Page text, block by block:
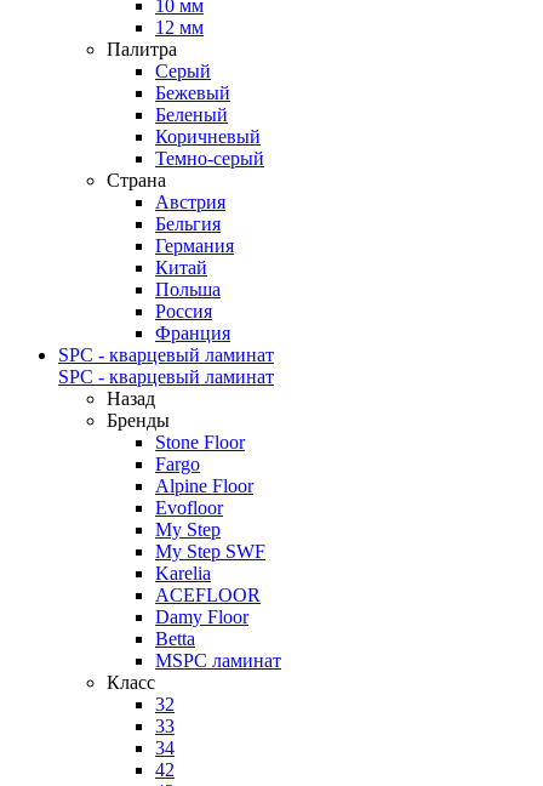
10 мм
12 мм
Палитра
Серый
Бежевый
Беленый
Коричневый
Темно-серый
Страна
Австрия
Бельгия
Германия
Китай
Польша
Россия
Франция
SPC - кварцевый ламинат
SPC - кварцевый ламинат
Назад
Бренды
Stone Floor
Fargo
Alpine Floor
Evofloor
My Step
My Step SWF
Karelia
ACEFLOOR
Damy Floor
Betta
MSPC ламинат
Класс
32
33
34
42